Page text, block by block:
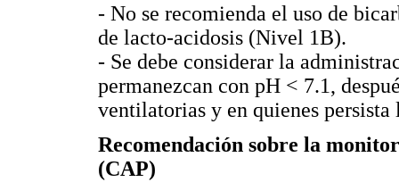
- No se recomienda el uso de
de lacto-acidosis (Nivel 1B).
- Se debe considerar la
permanezcan con pH < 7.1,
ventilatorias y en quienes
Recomendación sobre la
(CAP)